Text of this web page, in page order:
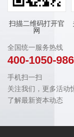
扫描二维码打开官
网
全国统一服务热线
400-1050-986
手机扫一扫
关注我们，更多活动
了解最新资本动态